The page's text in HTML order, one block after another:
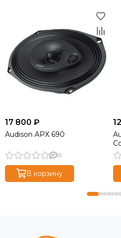
17 800 ₽
Audison APX 690
0
В корзину